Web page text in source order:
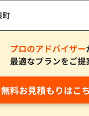
町
プロのアドバイザー
最適なプランをご提
無料お見積もりはこ